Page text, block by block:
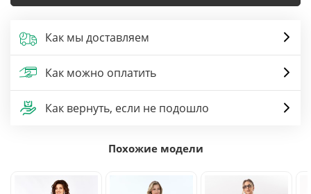
Как мы доставляем
Как можно оплатить
Как вернуть, если не подошло
Похожие модели